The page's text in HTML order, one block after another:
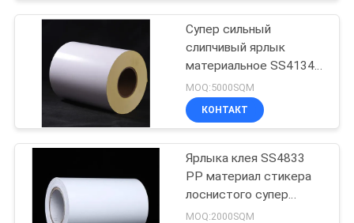
Стикер
слипчивого
ярлыка
Супер сильный
слипчивый ярлык
материальное SS4134
клея 75um PP
штейновый слипчивый
MOQ:5000SQM
КОНТАКТ
Ярлыка клея SS4833
PP материал стикера
лоснистого супер
сильного слипчивого
MOQ:2000SQM